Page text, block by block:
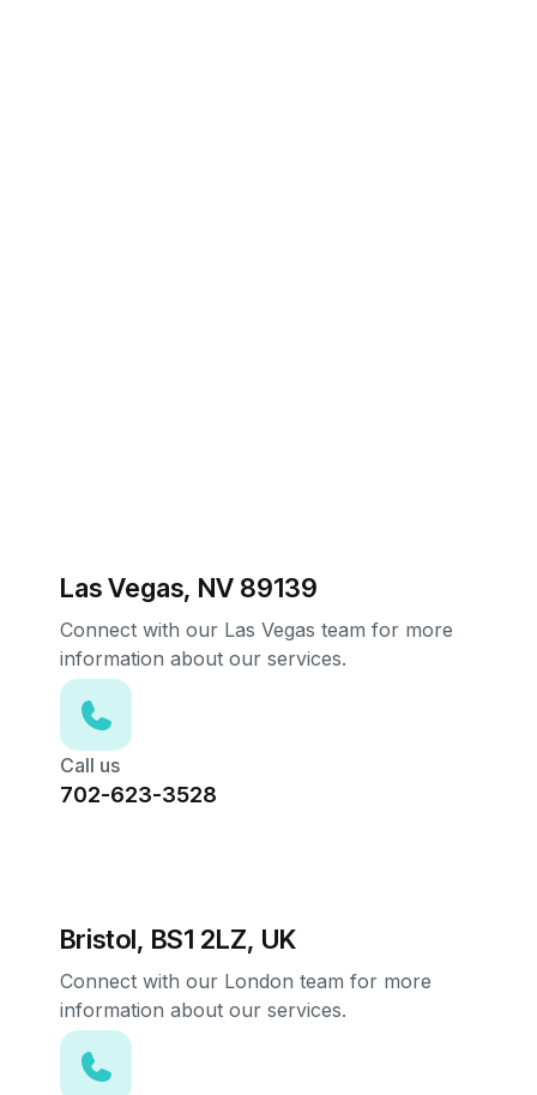
Las Vegas, NV 89139
Connect with our Las Vegas team for more
information about our services.
Call us
702-623-3528
Bristol, BS1 2LZ, UK
Connect with our London team for more
information about our services.